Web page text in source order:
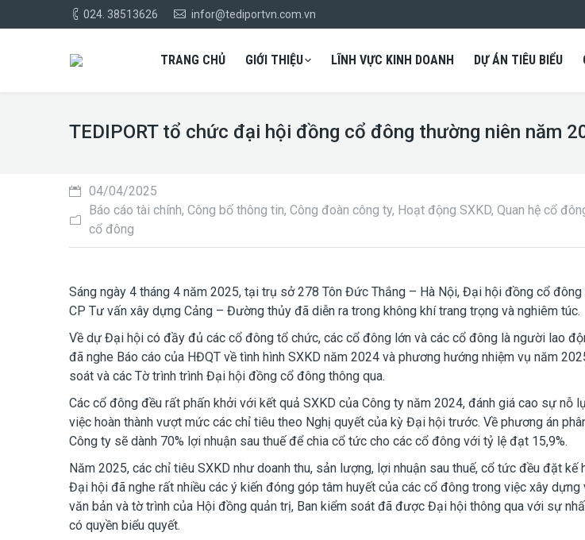
024. 38513626 infor@tediportvn.com.vn
TRANG CHỦ GIỚI THIỆU LĨNH VỰC KINH DOANH DỰ ÁN TIÊU BIỂU
TEDIPORT tổ chức đại hội đồng cổ đông thường niên năm
04/04/2025
Báo cáo tài chính, Công bố thông tin, Công đoàn công ty, Hoạt động SXKD, Quan hệ cổ
cổ đông
Sáng ngày 4 tháng 4 năm 2025, tại trụ sở 278 Tôn Đức Thắng – Hà Nội, Đại hội đồng cổ
CP Tư vấn xây dựng Cảng – Đường thủy đã diễn ra trong không khí trang trọng và nghiêm túc.
Về dự Đại hội có đầy đủ các cổ đông tổ chức, các cổ đông lớn và các cổ đông là người lao
đã nghe Báo cáo của HĐQT về tình hình SXKD năm 2024 và phương hướng nhiệm vụ năm
soát và các Tờ trình trình Đại hội đồng cổ đông thông qua.
Các cổ đông đều rất phấn khởi với kết quả SXKD của Công ty năm 2024, đánh giá cao sự nỗ
việc hoàn thành vượt mức các chỉ tiêu theo Nghị quyết của kỳ Đại hội trước. Về phương án
Công ty sẽ dành 70% lợi nhuận sau thuế để chia cổ tức cho các cổ đông với tỷ lệ đạt 15,9%.
Năm 2025, các chỉ tiêu SXKD như doanh thu, sản lượng, lợi nhuận sau thuế, cổ tức đều đặt kế
Đại hội đã nghe rất nhiều các ý kiến đóng góp tâm huyết của các cổ đông trong việc xây dựng
văn bản và tờ trình của Hội đồng quản trị, Ban kiểm soát đã được Đại hội thông qua với sự
có quyền biểu quyết.